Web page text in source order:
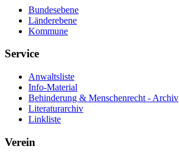
Bundesebene
Länderebene
Kommune
Service
Anwaltsliste
Info-Material
Behinderung & Menschenrecht - Archiv
Literaturarchiv
Linkliste
Verein